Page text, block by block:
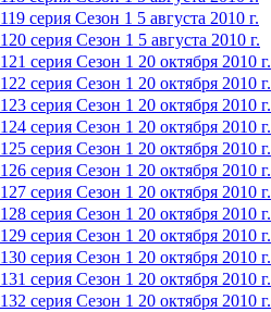
119 серия Сезон 1 5 августа 2010 г.
120 серия Сезон 1 5 августа 2010 г.
121 серия Сезон 1 20 октября 2010 г.
122 серия Сезон 1 20 октября 2010 г.
123 серия Сезон 1 20 октября 2010 г.
124 серия Сезон 1 20 октября 2010 г.
125 серия Сезон 1 20 октября 2010 г.
126 серия Сезон 1 20 октября 2010 г.
127 серия Сезон 1 20 октября 2010 г.
128 серия Сезон 1 20 октября 2010 г.
129 серия Сезон 1 20 октября 2010 г.
130 серия Сезон 1 20 октября 2010 г.
131 серия Сезон 1 20 октября 2010 г.
132 серия Сезон 1 20 октября 2010 г.